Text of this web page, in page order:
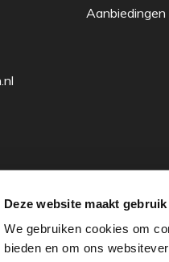
Deze website maakt
We gebruiken cookies om
bieden en om ons
Aanbiedingen